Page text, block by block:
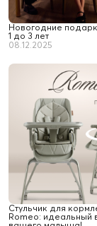
Новогодние
1 до 3 лет
08.12.2025
Стульчик для
Romeo: идеальный